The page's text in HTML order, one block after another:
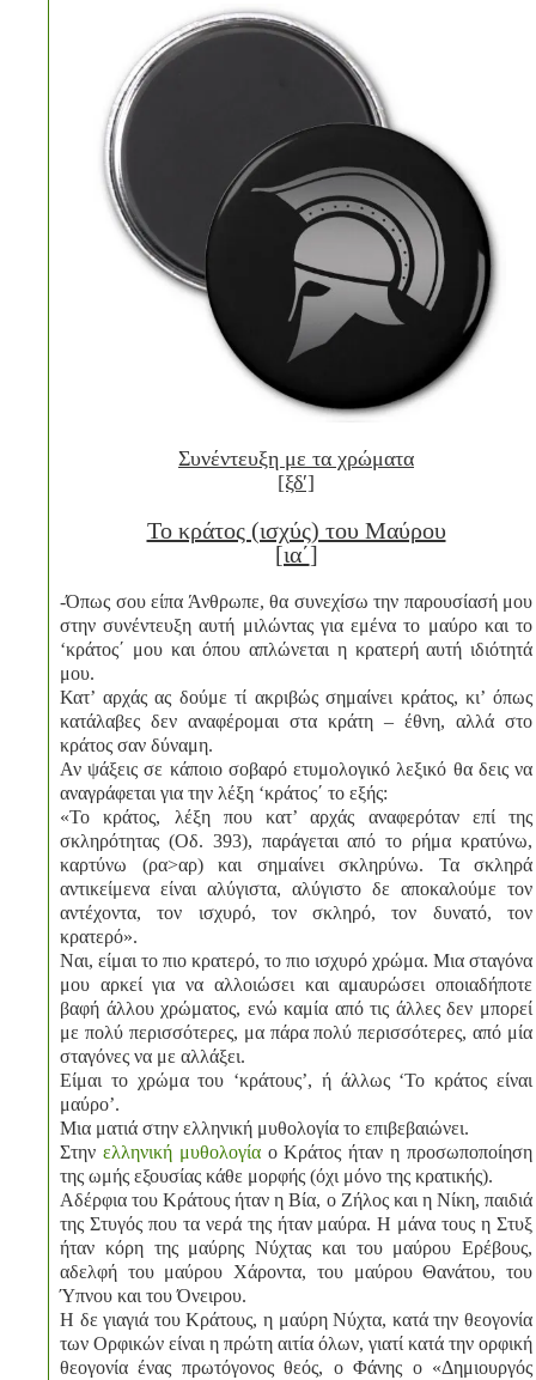
Συνέντευξη με τα χρώματα
[ξδʹ]
Το κράτος (ισχύς) του Μαύρου
[ια΄]
-Όπως σου είπα Άνθρωπε, θα συνεχίσω την παρουσίασή μου
στην συνέντευξη αυτή μιλώντας για εμένα το μαύρο και το
‘κράτος΄ μου και όπου απλώνεται η κρατερή αυτή ιδιότητά
μου.
Κατ’ αρχάς ας δούμε τί ακριβώς σημαίνει κράτος, κι’ όπως
κατάλαβες δεν αναφέρομαι στα κράτη – έθνη, αλλά στο
κράτος σαν δύναμη.
Αν ψάξεις σε κάποιο σοβαρό ετυμολογικό λεξικό θα δεις να
αναγράφεται για την λέξη ‘κράτος΄ το εξής:
«Το κράτος, λέξη που κατ’ αρχάς αναφερόταν επί της
σκληρότητας (Οδ. 393), παράγεται από το ρήμα κρατύνω,
καρτύνω (ρα>αρ) και σημαίνει σκληρύνω. Τα σκληρά
αντικείμενα είναι αλύγιστα, αλύγιστο δε αποκαλούμε τον
αντέχοντα, τον ισχυρό, τον σκληρό, τον δυνατό, τον
κρατερό».
Ναι, είμαι το πιο κρατερό, το πιο ισχυρό χρώμα. Μια σταγόνα
μου αρκεί για να αλλοιώσει και αμαυρώσει οποιαδήποτε
βαφή άλλου χρώματος, ενώ καμία από τις άλλες δεν μπορεί
με πολύ περισσότερες, μα πάρα πολύ περισσότερες, από μία
σταγόνες να με αλλάξει.
Είμαι το χρώμα του ‘κράτους’, ή άλλως ‘Το κράτος είναι
μαύρο’.
Μια ματιά στην ελληνική μυθολογία το επιβεβαιώνει.
Στην ελληνική μυθολογίαο Κράτος ήταν η προσωποποίηση
της ωμής εξουσίας κάθε μορφής (όχι μόνο της κρατικής).
Αδέρφια του Κράτους ήταν η Βία, ο Ζήλος και η Νίκη, παιδιά
της Στυγός που τα νερά της ήταν μαύρα. Η μάνα τους η Στυξ
ήταν κόρη της μαύρης Νύχτας και του μαύρου Ερέβους,
αδελφή του μαύρου Χάροντα, του μαύρου Θανάτου, του
Ύπνου και του Όνειρου.
Η δε γιαγιά του Κράτους, η μαύρη Νύχτα, κατά την θεογονία
των Ορφικών είναι η πρώτη αιτία όλων, γιατί κατά την ορφική
θεογονία ένας πρωτόγονος θεός, ο Φάνης ο «Δημιουργός